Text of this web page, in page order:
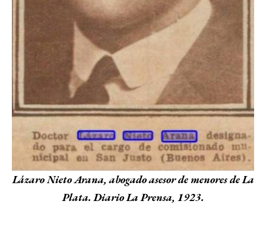
Lázaro Nieto Arana, abogado asesor de menores de La
Plata. Diario La Prensa, 1923.